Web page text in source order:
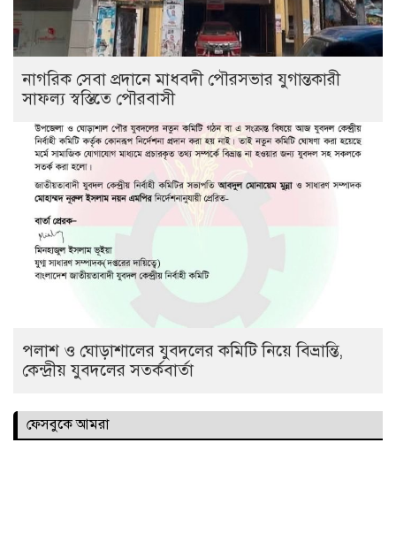
নাগরিক সেবা প্রদানে মাধবদী পৌরসভার যুগান্তকারী
সাফল্য স্বস্তিতে পৌরবাসী
পলাশ ও ঘোড়াশালের যুবদলের কমিটি নিয়ে বিভ্রান্তি,
কেন্দ্রীয় যুবদলের সতর্কবার্তা
ফেসবুকে আমরা